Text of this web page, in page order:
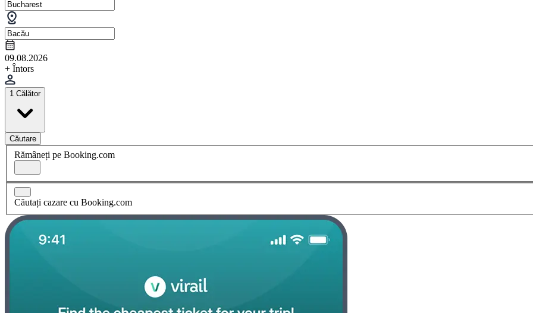
09.08.2026
+ Întors
1 Călător
Căutare
Rămâneți pe Booking.com
Căutați cazare cu Booking.com